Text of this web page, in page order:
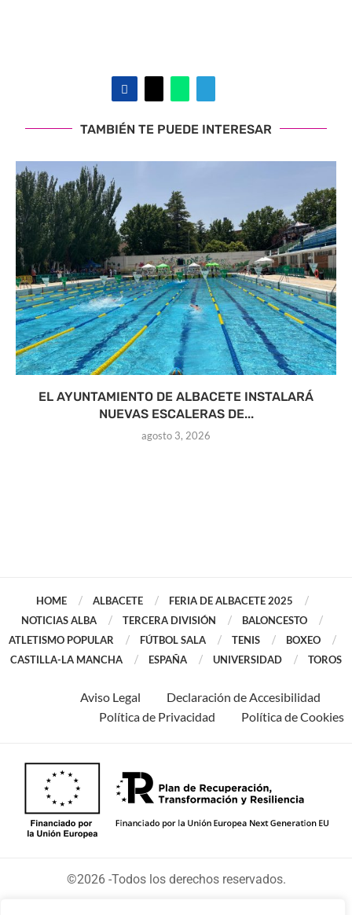
TAMBIÉN TE PUEDE INTERESAR
EL AYUNTAMIENTO DE ALBACETE INSTALARÁ
NUEVAS ESCALERAS DE...
agosto 3, 2026
HOME ALBACETE
FERIA DE ALBACETE 2025
NOTICIAS ALBA
TERCERA DIVISIÓN
BALONCESTO
ATLETISMO POPULAR
FÚTBOL SALA TENIS
BOXEO
CASTILLA-LA MANCHA
ESPAÑA UNIVERSIDAD TOROS
Aviso Legal
Declaración de Accesibilidad
Política de Privacidad
Política de Cookies
©2026 -Todos los derechos reservados.